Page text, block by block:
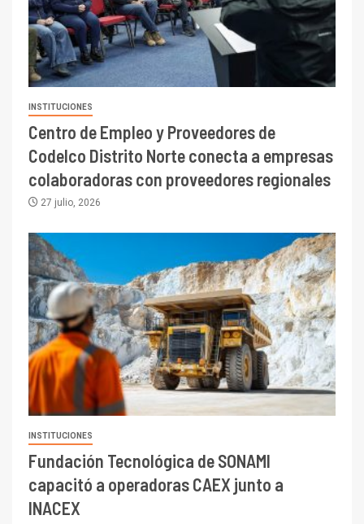
INSTITUCIONES
Centro de Empleo y Proveedores de
Codelco Distrito Norte conecta a empresas
colaboradoras con proveedores regionales
27 julio, 2026
INSTITUCIONES
Fundación Tecnológica de SONAMI
capacitó a operadoras CAEX junto a
INACEX